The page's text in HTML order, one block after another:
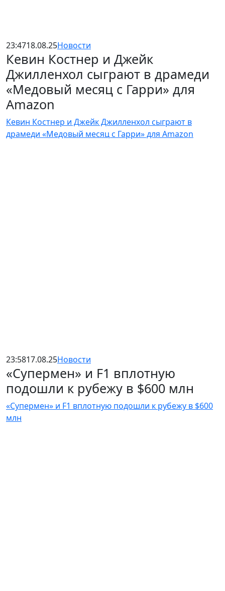
23:4718.08.25Новости
Кевин Костнер и Джейк
Джилленхол сыграют в драмеди
«Медовый месяц с Гарри» для
Amazon
Кевин Костнер и Джейк Джилленхол сыграют в
драмеди «Медовый месяц с Гарри» для Amazon
23:5817.08.25Новости
«Супермен» и F1 вплотную
подошли к рубежу в $600 млн
«Супермен» и F1 вплотную подошли к рубежу в $600
млн